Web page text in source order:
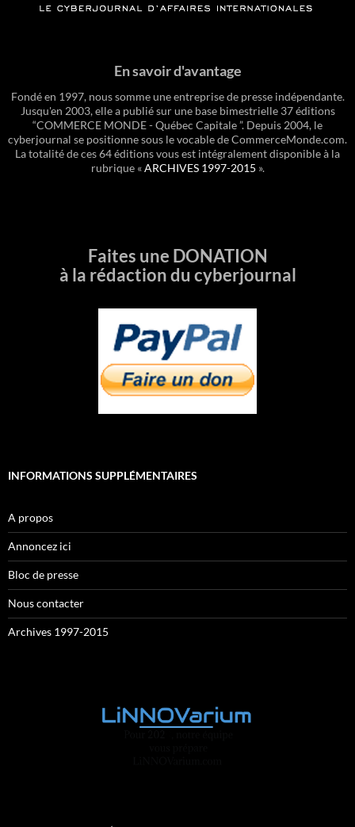
En savoir d'avantage
Fondé en 1997, nous somme une entreprise de presse indépendante.
Jusqu'en 2003, elle a publié sur une base bimestrielle 37 éditions
“COMMERCE MONDE - Québec Capitale ”. Depuis 2004, le
cyberjournal se positionne sous le vocable de CommerceMonde.com.
La totalité de ces 64 éditions vous est intégralement disponible à la
rubrique «ARCHIVES 1997-2015 ».
Faites une DONATION
à la rédaction du cyberjournal
INFORMATIONS SUPPLÉMENTAIRES
A propos
Annoncez ici
Bloc de presse
Nous contacter
Archives 1997-2015